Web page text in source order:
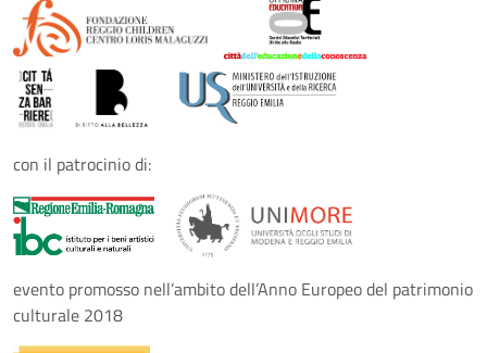
con il patrocinio di:
evento promosso nell’ambito dell’Anno Europeo del patrimonio
culturale 2018